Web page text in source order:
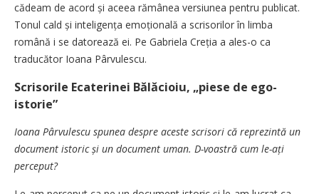
cădeam de acord și aceea rămânea versiunea pentru publicat.
Tonul cald și inteligența emoțională a scrisorilor în limba
română i se datorează ei. Pe Gabriela Creția a ales-o ca
traducător Ioana Pârvulescu.
Scrisorile Ecaterinei Bălăcioiu, „piese de ego-
istorie”
Ioana Pârvulescu spunea despre aceste scrisori că reprezintă un
document istoric și un document uman. D-voastră cum le-ați
perceput?